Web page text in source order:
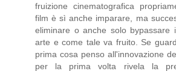
fruizione cinematografica
film è sì anche imparare, ma
eliminare o anche solo
arte e come tale va fruito. Se
prima cosa penso all'innovazione
per la prima volta rivela la